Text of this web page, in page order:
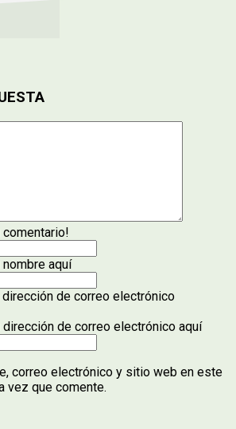
aquí
dirección de correo electrónico
de correo electrónico aquí
correo electrónico y sitio web en este
vez que comente.